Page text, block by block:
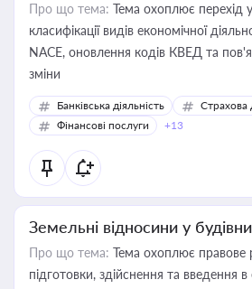
Про що тема: Тема охоплює перехід
класифікації видів економічної
NACE, оновлення кодів КВЕД та
зміни
Банківська діяльність
Страхова
Фінансові послуги
+13
Земельні відносини у
Про що тема: Тема охоплює правове
підготовки, здійснення та введення